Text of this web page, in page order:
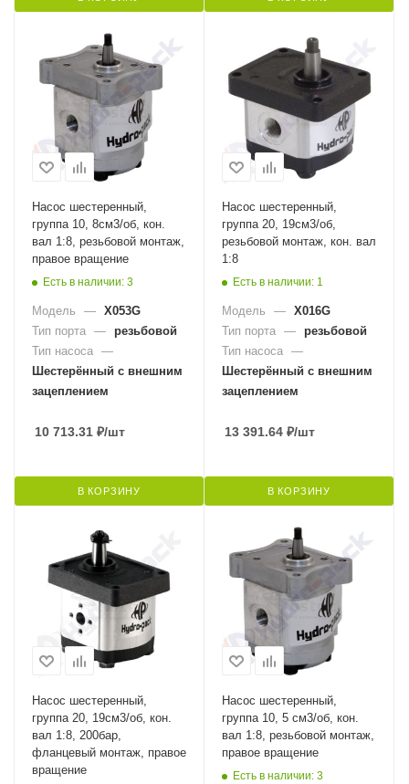
Насос шестеренный,
группа 10, 8см3/об, кон.
вал 1:8, резьбовой монтаж,
правое вращение
Есть в наличии: 3
Модель — X053G
Тип порта — резьбовой
Тип насоса —
Шестерённый с внешним
зацеплением
10 713.31 ₽/шт
В КОРЗИНУ
Насос шестеренный,
группа 20, 19см3/об,
резьбовой монтаж, кон. вал
1:8
Есть в наличии: 1
Модель — X016G
Тип порта — резьбовой
Тип насоса —
Шестерённый с внешним
зацеплением
13 391.64 ₽/шт
В КОРЗИНУ
Насос шестеренный,
группа 20, 19см3/об, кон.
вал 1:8, 200бар,
фланцевый монтаж, правое
вращение
Насос шестеренный,
группа 10, 5 см3/об, кон.
вал 1:8, резьбовой монтаж,
правое вращение
Есть в наличии: 3